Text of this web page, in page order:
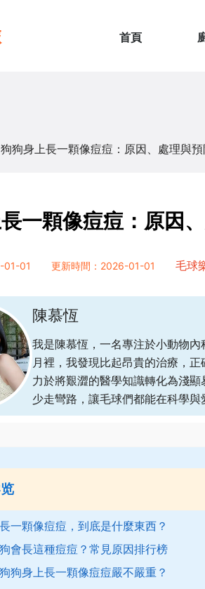
首頁
狗狗身上長一顆像痘痘：原因、處理與
一顆像痘痘：原因
01-01 更新時間：2026-01-01 毛球
陳慕恆
我是陳慕恆，一名專注於小動物
月裡，我發現比起昂貴的治療，
力於將艱澀的醫學知識轉化為淺
少走彎路，讓毛球們都能在科學與
一顆像痘痘，到底是什麼東西？
會長這種痘痘？常見原因排行榜
狗身上長一顆像痘痘嚴不嚴重？